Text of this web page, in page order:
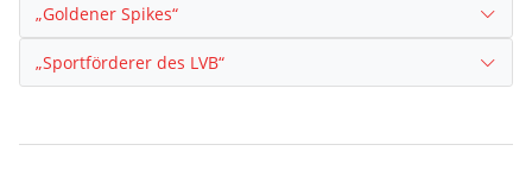
„Goldener Spikes“
„Sportförderer des LVB“